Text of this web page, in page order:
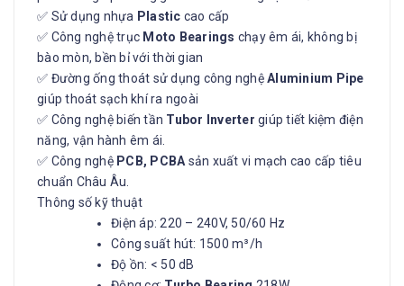
✅ Sử dụng nhựa Plastic cao cấp
✅ Công nghệ trục Moto Bearings chạy êm ái, không bị
bào mòn, bền bỉ với thời gian
✅ Đường ống thoát sử dụng công nghệAluminium Pipe
giúp thoát sạch khí ra ngoài
✅ Công nghệ biến tần Tubor Inverter giúp tiết kiệm điện
năng, vận hành êm ái.
✅ Công nghệ PCB, PCBA sản xuất vi mạch cao cấp tiêu
chuẩn Châu Âu.
Thông số kỹ thuật
Điện áp: 220 – 240V, 50/60 Hz
Công suất hút: 1500 m³/h
Độ ồn: < 50 dB